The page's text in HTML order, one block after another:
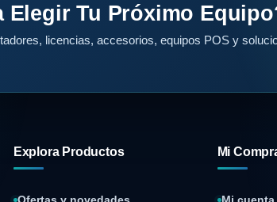
Elegir Tu Próximo
licencias, accesorios, equipos POS y
Explora Productos Mi